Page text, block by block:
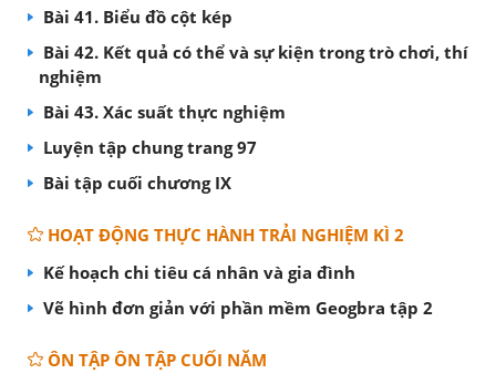
Bài 41. Biểu đồ cột kép
Bài 42. Kết quả có thể và sự kiện trong trò chơi, thí
nghiệm
Bài 43. Xác suất thực nghiệm
Luyện tập chung trang 97
Bài tập cuối chương IX
HOẠT ĐỘNG THỰC HÀNH TRẢI NGHIỆM KÌ 2
Kế hoạch chi tiêu cá nhân và gia đình
Vẽ hình đơn giản với phần mềm Geogbra tập 2
ÔN TẬP ÔN TẬP CUỐI NĂM